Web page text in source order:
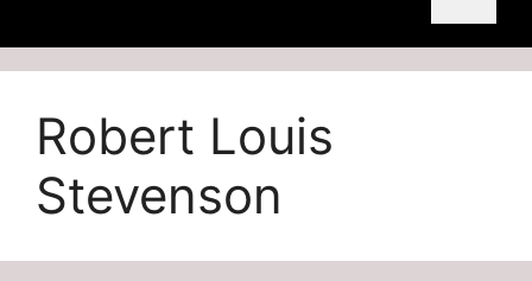
Robert Louis
Stevenson